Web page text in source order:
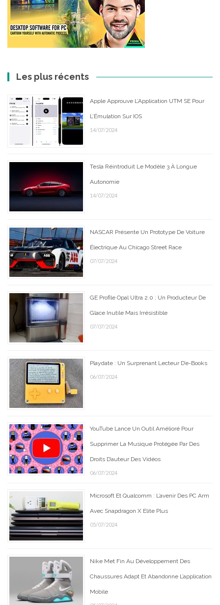
Les plus récents
Apple Approuve L’Application UTM SE Pour
L’Émulation Sur IOS
14/07/2024
Tesla Réintroduit Le Modèle 3 À Longue
Autonomie
14/07/2024
NASCAR Présente Un Prototype De Voiture
Électrique Au Chicago Street Race
07/07/2024
GE Profile Opal Ultra 2.0 : Un Producteur De
Glace Inutile Mais Irrésistible
07/07/2024
Playdate : Un Surprenant Lecteur D’e-Books
06/07/2024
YouTube Lance Un Outil Amélioré Pour
Supprimer La Musique Protégée Par Des
Droits D’auteur Des Vidéos
06/07/2024
Microsoft Et Qualcomm : L’avenir Des PC Arm
Avec Snapdragon X Elite Plus
05/07/2024
Nike Met Fin Au Développement Des
Chaussures Adapt Et Abandonne L’application
Mobile